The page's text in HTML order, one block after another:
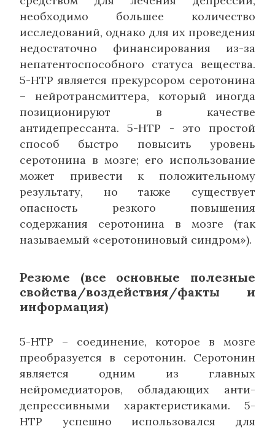
необходимо большее количество
исследований, однако для их проведения
недостаточно финансирования из-за
непатентоспособного статуса вещества.
5-HTP является прекурсором серотонина
– нейротрансмиттера, который иногда
позиционируют в качестве
антидепрессанта. 5-HTP - это простой
способ быстро повысить уровень
серотонина в мозге; его использование
может привести к положительному
результату, но также существует
опасность резкого повышения
содержания серотонина в мозге (так
называемый «серотониновый синдром»).
Резюме (все основные полезные
свойства/воздействия/факты и
информация)
5-HTP – соединение, которое в мозге
преобразуется в серотонин. Серотонин
является одним из главных
нейромедиаторов, обладающих анти-
депрессивными характеристиками. 5-
HTP успешно использовался для